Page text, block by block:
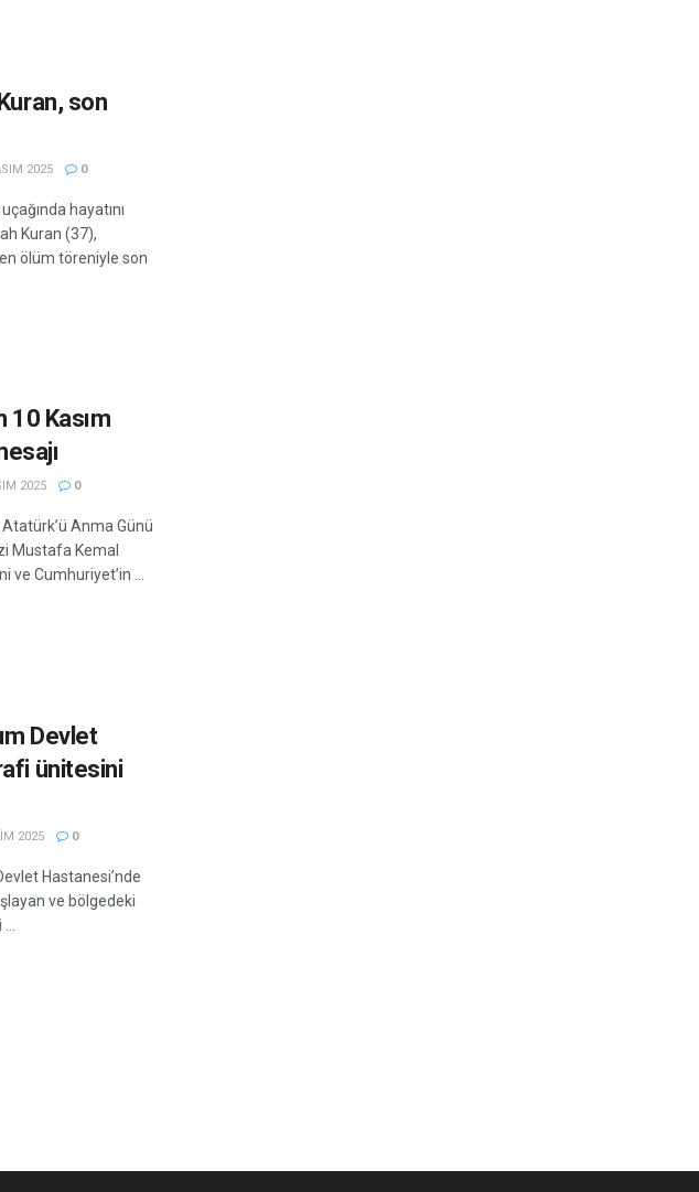
son
2025 0
hayatını
Kuran (37),
ölüm töreniyle son
10 Kasım
2025 0
Atatürk’ü Anma Günü
Mustafa Kemal
ve Cumhuriyet’in ...
Devlet
ünitesini
2025 0
Hastanesi’nde
ve bölgedeki